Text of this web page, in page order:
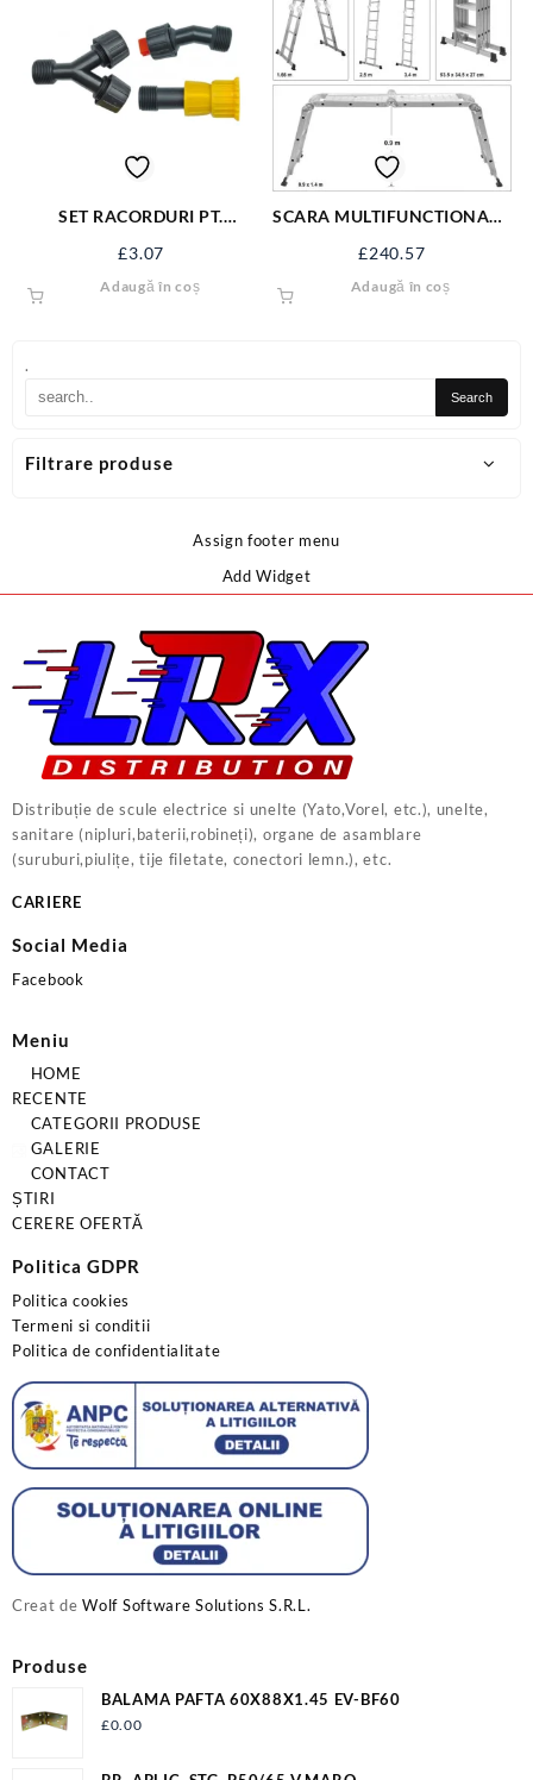
.
Filtrare produse
SET RACORDURI PT.
£3.07
Adaugă în coș
SCARA MULTIFUNCTIONALA
£240.57
Adaugă în coș
Assign footer menu
Add Widget
Distribuție de scule electrice si unelte (Yato,Vorel, etc.), unelte,
sanitare (nipluri,baterii,robineți), organe de asamblare
(suruburi,piulițe, tije filetate, conectori lemn.), etc.
CARIERE
Social Media
Facebook
Meniu
HOME
RECENTE
CATEGORII PRODUSE
GALERIE
CONTACT
ȘTIRI
CERERE OFERTĂ
Politica GDPR
Politica cookies
Termeni si conditii
Politica de confidentialitate
Creat deWolf Software Solutions S.R.L.
Produse
BALAMA PAFTA 60X88X1.45 EV-BF60
£0.00